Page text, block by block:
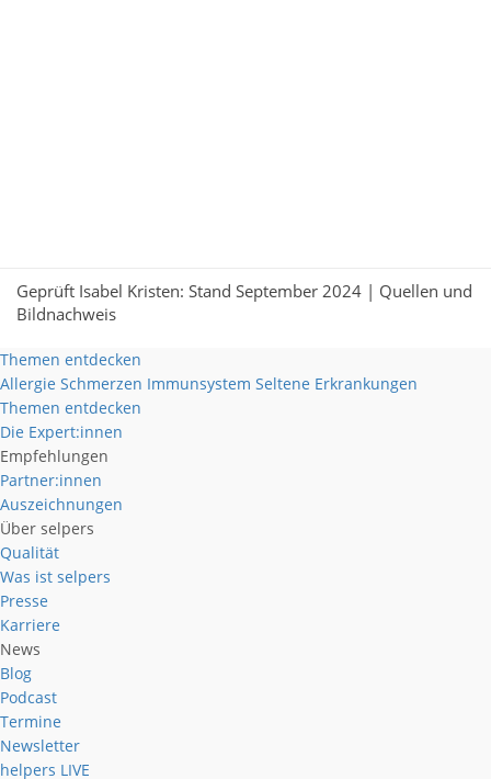
Geprüft Isabel Kristen: Stand September 2024 | Quellen und
Bildnachweis
Themen entdecken
Allergie Schmerzen Immunsystem Seltene Erkrankungen
Themen entdecken
Die Expert:innen
Empfehlungen
Partner:innen
Auszeichnungen
Über selpers
Qualität
Was ist selpers
Presse
Karriere
News
Blog
Podcast
Termine
Newsletter
helpers LIVE